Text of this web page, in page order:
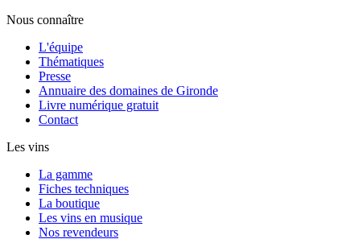
Nous connaître
L'équipe
Thématiques
Presse
Annuaire des domaines de Gironde
Livre numérique gratuit
Contact
Les vins
La gamme
Fiches techniques
La boutique
Les vins en musique
Nos revendeurs